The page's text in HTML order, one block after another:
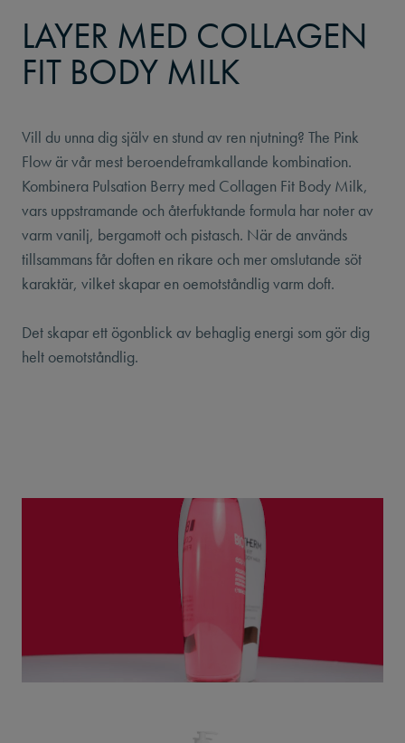
LAYER MED COLLAGEN
FIT BODY MILK
Vill du unna dig själv en stund av ren njutning? The Pink
Flow är vår mest beroendeframkallande kombination.
Kombinera Pulsation Berry med Collagen Fit Body Milk,
vars uppstramande och återfuktande formula har noter av
varm vanilj, bergamott och pistasch. När de används
tillsammans får doften en rikare och mer omslutande söt
karaktär, vilket skapar en oemotståndlig varm doft.
Det skapar ett ögonblick av behaglig energi som gör dig
helt oemotståndlig.